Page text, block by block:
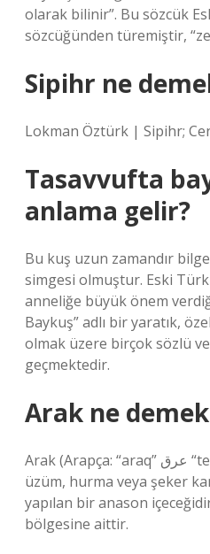
olarak bilinir”. Bu sözcük
sözcüğünden türemiştir,
Sipihr ne
Lokman Öztürk | Sipihr;
Tasavvufta
anlama gelir?
Bu kuş uzun zamandır
simgesi olmuştur. Eski
anneliğe büyük önem
Baykuş” adlı bir yaratık,
olmak üzere birçok sözlü ve
geçmektedir.
Arak ne
Arak (Arapça: “araq” ﻋﺮﻕ “ter” kelimesinden gelir),
üzüm, hurma veya şeker
yapılan bir anason
bölgesine aittir.